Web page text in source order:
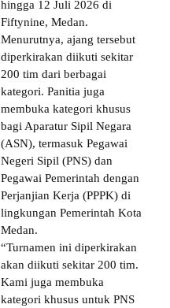
hingga 12 Juli 2026 di
Fiftynine, Medan.
Menurutnya, ajang tersebut
diperkirakan diikuti sekitar
200 tim dari berbagai
kategori. Panitia juga
membuka kategori khusus
bagi Aparatur Sipil Negara
(ASN), termasuk Pegawai
Negeri Sipil (PNS) dan
Pegawai Pemerintah dengan
Perjanjian Kerja (PPPK) di
lingkungan Pemerintah Kota
Medan.
“Turnamen ini diperkirakan
akan diikuti sekitar 200 tim.
Kami juga membuka
kategori khusus untuk PNS